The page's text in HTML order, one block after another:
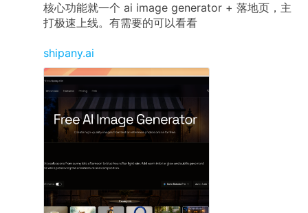
核心功能就一个 ai image generator + 落地页，主
打极速上线。有需要的可以看看
shipany.ai